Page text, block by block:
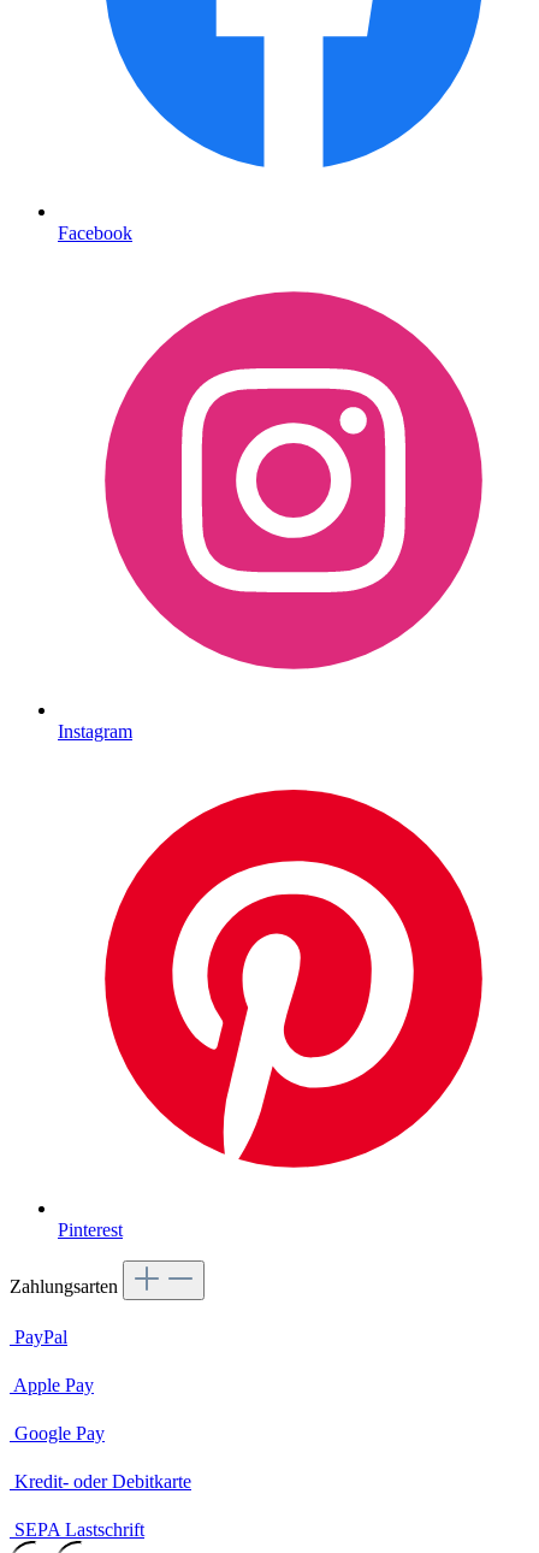
Facebook
Instagram
Pinterest
Zahlungsarten
PayPal
Apple Pay
Google Pay
Kredit- oder Debitkarte
SEPA Lastschrift